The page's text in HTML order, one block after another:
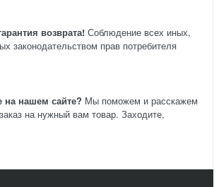
возврата! Соблюдение всех иных,
законодательством прав потребителя
нашем сайте? Мы поможем и расскажем
на нужный вам товар. Заходите,